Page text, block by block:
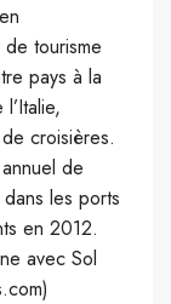
tourisme
pays à la
croisières.
de
les ports
en 2012.
avec Sol